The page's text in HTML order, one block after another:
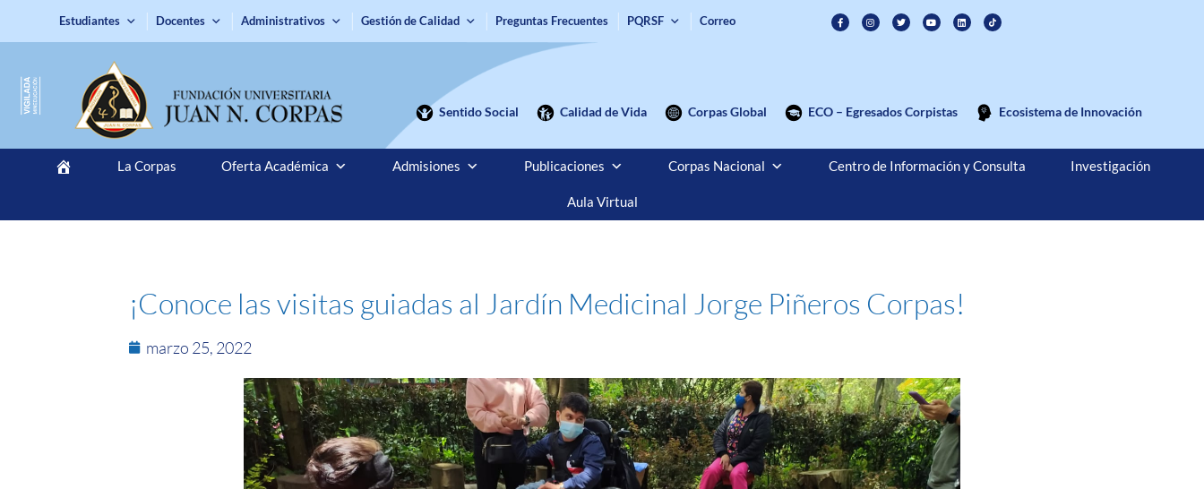
Estudiantes Docentes Administrativos Gestión de Calidad Preguntas Frecuentes PQRSF Correo
Sentido Social Calidad de Vida Corpas Global ECO – Egresados Corpistas Ecosistema de Innovación
La Corpas Oferta Académica Admisiones Publicaciones Corpas Nacional Centro de Información y Consulta Investigación
Aula Virtual
¡Conoce las visitas guiadas al Jardín Medicinal Jorge Piñeros Corpas!
marzo 25, 2022